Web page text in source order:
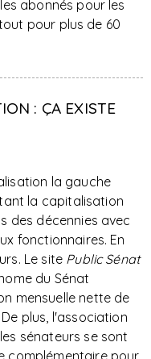
abonnés pour les
pour plus de 60
: ÇA EXISTE
la gauche
la capitalisation
des décennies avec
fonctionnaires. En
Le site Public Sénat
du Sénat
mensuelle nette de
plus, l'association
sénateurs se sont
complémentaire pour